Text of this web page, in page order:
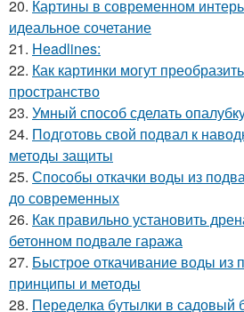
20. Картины в современном
идеальное сочетание
21. Headlines:
22. Как картинки могут
пространство
23. Умный способ сделать
24. Подготовь свой подвал к
методы защиты
25. Способы откачки воды из
до современных
26. Как правильно установить
бетонном подвале гаража
27. Быстрое откачивание воды из
принципы и методы
28. Переделка бутылки в садовый